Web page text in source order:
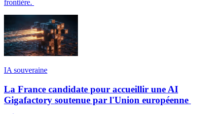
frontière.
IA souveraine
La France candidate pour accueillir une AI
Gigafactory soutenue par l'Union européenne